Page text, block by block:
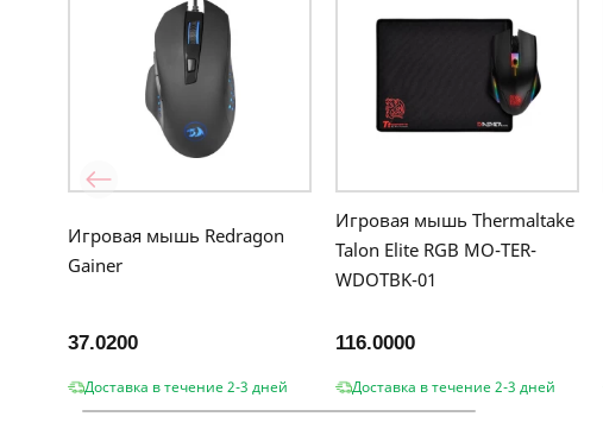
Игровая мышь Redragon
Gainer
37.0200
Доставка в течение 2-3 дней
Игровая мышь Thermaltake
Talon Elite RGB MO-TER-
WDOTBK-01
116.0000
Доставка в течение 2-3 дней